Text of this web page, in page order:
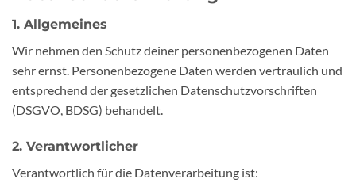
1. Allgemeines
Wir nehmen den Schutz deiner personenbezogenen Daten
sehr ernst. Personenbezogene Daten werden vertraulich und
entsprechend der gesetzlichen Datenschutzvorschriften
(DSGVO, BDSG) behandelt.
2. Verantwortlicher
Verantwortlich für die Datenverarbeitung ist: